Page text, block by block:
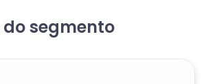
segmento